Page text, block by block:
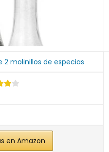
2 molinillos de especias
en Amazon